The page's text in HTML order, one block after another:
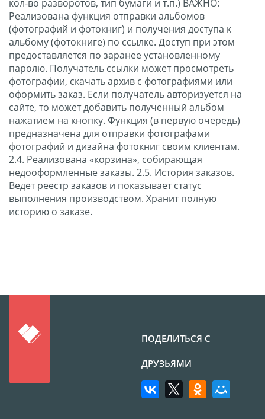
кол-во разворотов, тип бумаги и т.п.) ВАЖНО:
Реализована функция отправки альбомов
(фотографий и фотокниг) и получения доступа к
альбому (фотокниге) по ссылке. Доступ при этом
предоставляется по заранее установленному
паролю. Получатель ссылки может просмотреть
фотографии, скачать архив с фотографиями или
оформить заказ. Если получатель авторизуется на
сайте, то может добавить полученный альбом
нажатием на кнопку. Функция (в первую очередь)
предназначена для отправки фотографами
фотографий и дизайна фотокниг своим клиентам.
2.4. Реализована «корзина», собирающая
недооформленные заказы. 2.5. История заказов.
Ведет реестр заказов и показывает статус
выполнения производством. Хранит полную
историю о заказе.
ПОДЕЛИТЬСЯ С
ДРУЗЬЯМИ